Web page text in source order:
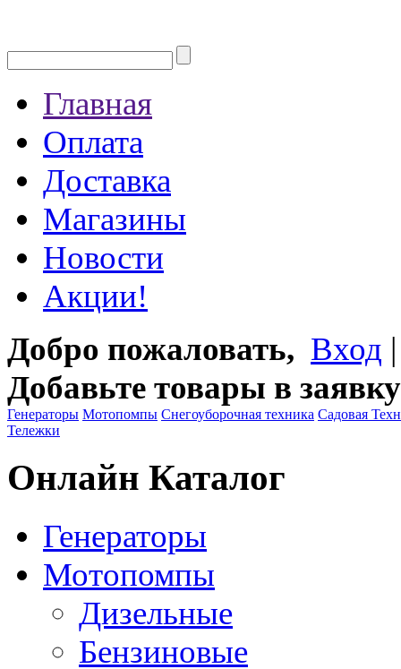
Главная
Оплата
Доставка
Магазины
Новости
Акции!
Добро пожаловать, Вход
Добавьте товары в заявку
Генераторы Мотопомпы Снегоуборочная техника Садовая
Тележки
Онлайн Каталог
Генераторы
Мотопомпы
Дизельные
Бензиновые